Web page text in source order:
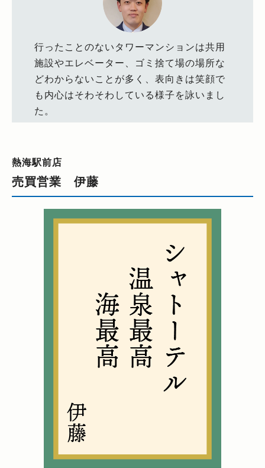
行ったことのないタワーマンションは共用
施設やエレベーター、ゴミ捨て場の場所な
どわからないことが多く、表向きは笑顔で
も内心はそわそわしている様子を詠いまし
た。
熱海駅前店
売買営業 伊藤